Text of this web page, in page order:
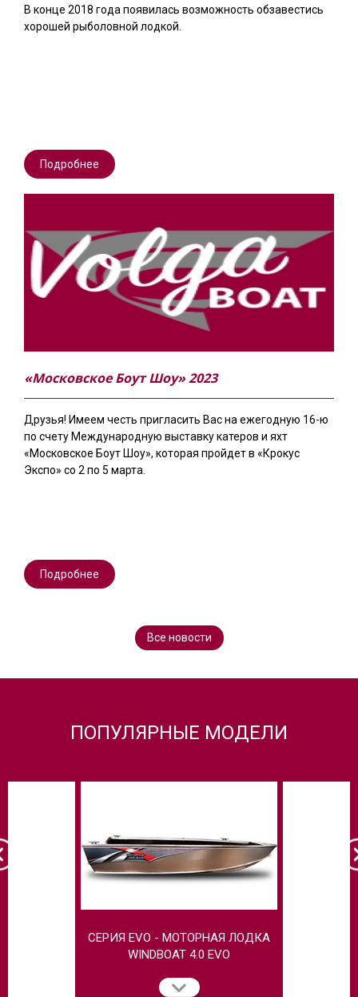
В конце 2018 года появилась возможность обзавестись
хорошей рыболовной лодкой.
Подробнее
«Московское Боут Шоу» 2023
Друзья! Имеем честь пригласить Вас на ежегодную 16-ю
по счету Международную выставку катеров и яхт
«Московское Боут Шоу», которая пройдет в «Крокус
Экспо» со 2 по 5 марта.
Подробнее
Все новости
ПОПУЛЯРНЫЕ МОДЕЛИ
СЕРИЯ EVO - МОТОРНАЯ ЛОДКА
WINDBOAT 4.0 EVO